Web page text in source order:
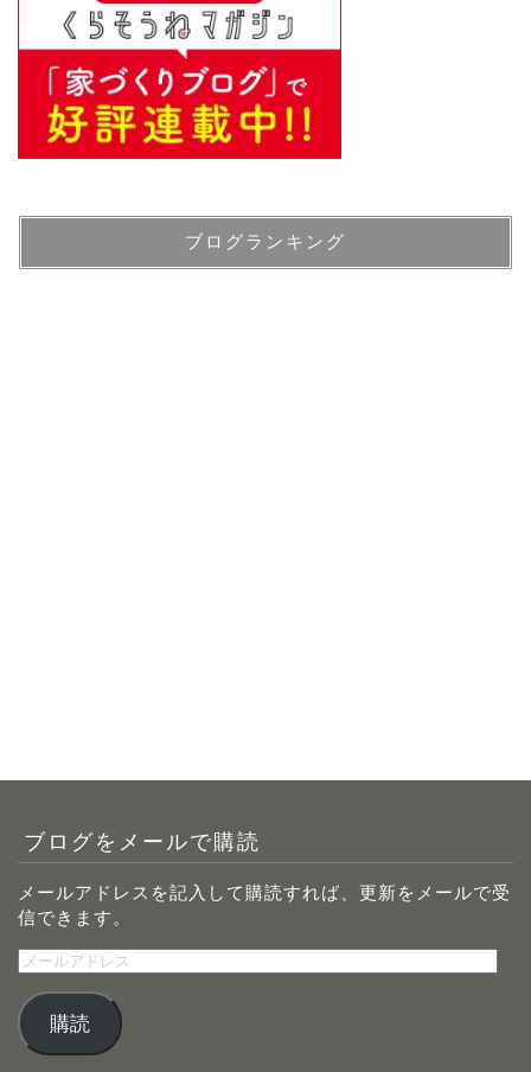
ブログランキング
ブログをメールで購読
メールアドレスを記入して購読すれば、更新をメールで受
信できます。
メ
ル
ア
ド
購読